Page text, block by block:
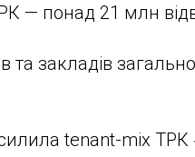
— понад 21 млн
та закладів
tenant-mix